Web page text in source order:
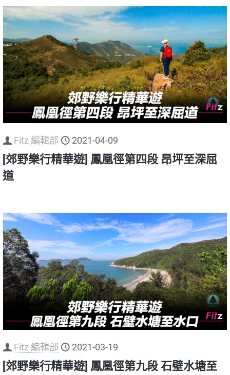
Fitz 編輯部 2021-04-09
[郊野樂行精華遊] 鳳凰徑第四段 昂坪至深屈
道
Fitz 編輯部 2021-03-19
[郊野樂行精華遊] 鳳凰徑第九段 石壁水塘至